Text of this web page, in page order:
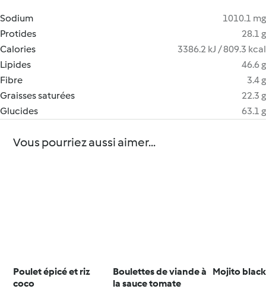
Sodium
1010.1 mg
Protides
28.1 g
Calories
3386.2 kJ / 809.3 kcal
Lipides
46.6 g
Fibre
3.4 g
Graisses saturées
22.3 g
Glucides
63.1 g
Vous pourriez aussi aimer...
Poulet épicé et riz
coco
Boulettes de viande à
la sauce tomate
Mojito